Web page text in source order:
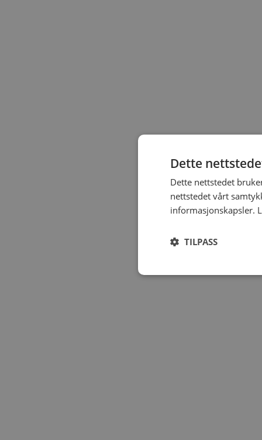
Dette
Dette nettstedet
nettstedet vårt
informasjonskapsler.
TILPASS